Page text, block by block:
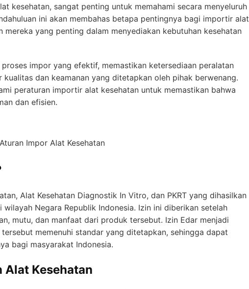
kesehatan, sangat penting untuk memahami secara menyeluruh
ini akan membahas betapa pentingnya bagi importir alat
yang penting dalam menyediakan kebutuhan kesehatan
impor yang efektif, memastikan ketersediaan peralatan
dan keamanan yang ditetapkan oleh pihak berwenang.
peraturan importir alat kesehatan untuk memastikan bahwa
dan efisien.
Impor Alat Kesehatan
Alat Kesehatan Diagnostik In Vitro, dan PKRT yang dihasilkan
Negara Republik Indonesia. Izin ini diberikan setelah
mutu, dan manfaat dari produk tersebut. Izin Edar menjadi
memenuhi standar yang ditetapkan, sehingga dapat
bagi masyarakat Indonesia.
Alat Kesehatan